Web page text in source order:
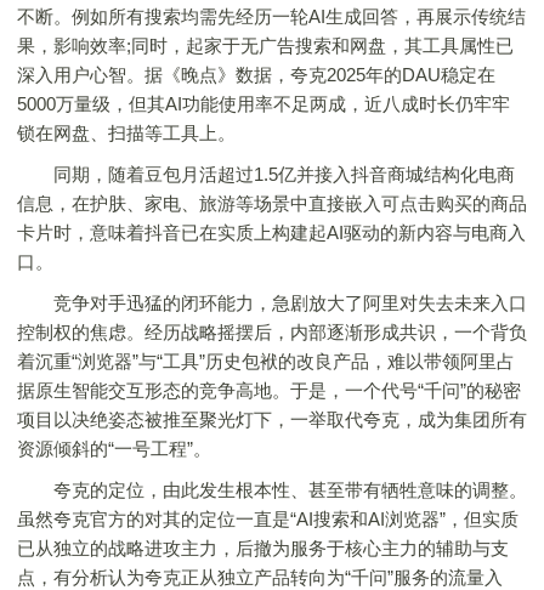
不断。例如所有搜索均需先经历一轮AI生成回答，再展示传统结
果，影响效率;同时，起家于无广告搜索和网盘，其工具属性已
深入用户心智。据《晚点》数据，夸克2025年的DAU稳定在
5000万量级，但其AI功能使用率不足两成，近八成时长仍牢牢
锁在网盘、扫描等工具上。
同期，随着豆包月活超过1.5亿并接入抖音商城结构化电商
信息，在护肤、家电、旅游等场景中直接嵌入可点击购买的商品
卡片时，意味着抖音已在实质上构建起AI驱动的新内容与电商入
口。
竞争对手迅猛的闭环能力，急剧放大了阿里对失去未来入口
控制权的焦虑。经历战略摇摆后，内部逐渐形成共识，一个背负
着沉重“浏览器”与“工具”历史包袱的改良产品，难以带领阿里占
据原生智能交互形态的竞争高地。于是，一个代号“千问”的秘密
项目以决绝姿态被推至聚光灯下，一举取代夸克，成为集团所有
资源倾斜的“一号工程”。
夸克的定位，由此发生根本性、甚至带有牺牲意味的调整。
虽然夸克官方的对其的定位一直是“AI搜索和AI浏览器”，但实质
已从独立的战略进攻主力，后撤为服务于核心主力的辅助与支
点，有分析认为夸克正从独立产品转向为“千问”服务的流量入